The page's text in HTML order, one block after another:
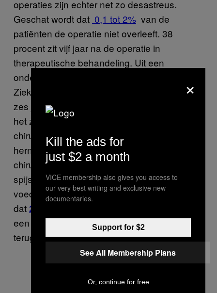
operaties zijn echter net zo desastreus.
Geschat wordt dat 0,1 tot 2% van de
patiënten de operatie niet overleeft. 38
procent zit vijf jaar na de operatie in
therapeutische behandeling. Uit een
onderzoek door het Frans Nationaal
Ziekenfonds blijkt dan weer dat binnen de
zes jaar na de operatie 15 procent opnieuw in
het ziekenhuis wordt opgenomen wegens
chirurgische complicaties (zoals occlusies of
hernia’s), 19 procent wegens niet-
chirurgische complicaties bij de
spijsvertering, 5 procent vanwege ernstige
voedingscomplicaties (met name tekorten) en
dat 22 tot 46 procent
een periode van remissie weer ziet
terugkomen.
×
Kill the ads for
just $2 a month
VICE membership also gives you access to
our very best writing and exclusive new
documentaries.
Support for $2
See All Membership Plans
Or, continue for free